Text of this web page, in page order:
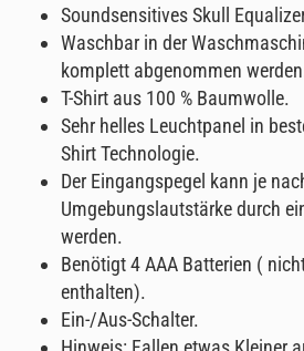
Soundsensitives Skull
Waschbar in der
komplett abgenommen
T-Shirt aus 100 % Baumwolle.
Sehr helles Leuchtpanel in
Shirt Technologie.
Der Eingangspegel kann je
Umgebungslautstärke durch
werden.
Benötigt 4 AAA Batterien (
enthalten).
Ein-/Aus-Schalter.